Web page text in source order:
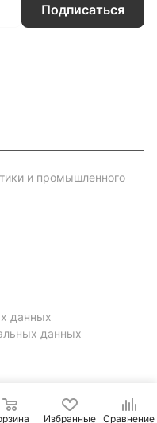
Подписаться
и промышленного
данных
данных
Избранные Сравнение